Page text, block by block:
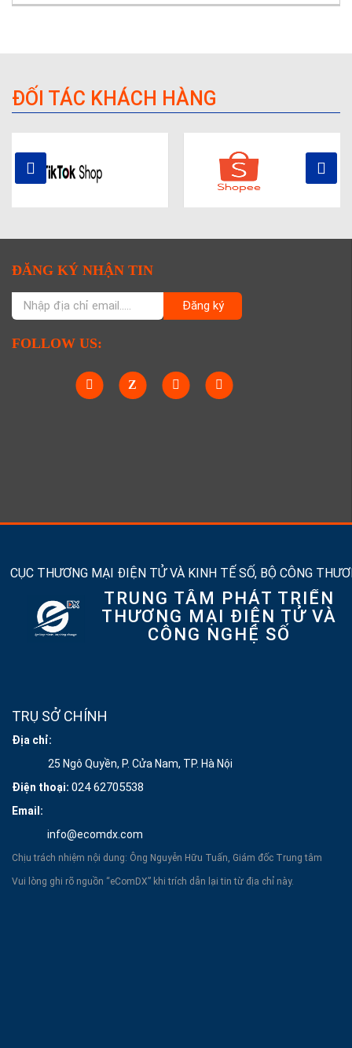
ĐỐI TÁC KHÁCH HÀNG
ĐĂNG KÝ NHẬN TIN
Đăng ký
FOLLOW US:
CỤC THƯƠNG MẠI ĐIỆN TỬ VÀ KINH TẾ SỐ, BỘ CÔNG
TRUNG TÂM PHÁT TRIỂN
THƯƠNG MẠI ĐIỆN TỬ VÀ
CÔNG NGHỆ SỐ
TRỤ SỞ CHÍNH
Địa chỉ:
25 Ngô Quyền, P. Cửa Nam, TP. Hà Nội
Điện thoại: 024 62705538
Email:
info@ecomdx.com
Chịu trách nhiệm nội dung: Ông Nguyễn Hữu Tuấn, Giám đốc Trung tâm
Vui lòng ghi rõ nguồn “eComDX” khi trích dẫn lại tin từ địa chỉ này.